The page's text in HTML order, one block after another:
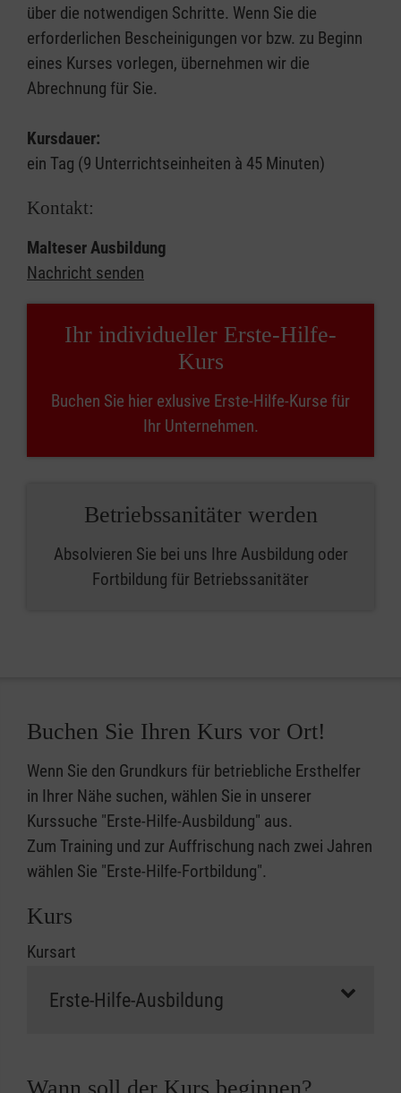
über die notwendigen Schritte. Wenn Sie die
erforderlichen Bescheinigungen vor bzw. zu Beginn
eines Kurses vorlegen, übernehmen wir die
Abrechnung für Sie.
Kursdauer:
ein Tag (9 Unterrichtseinheiten à 45 Minuten)
Kontakt:
Malteser Ausbildung
Nachricht senden
Ihr individueller Erste-Hilfe-
Kurs
Buchen Sie hier exlusive Erste-Hilfe-Kurse für
Ihr Unternehmen.
Betriebssanitäter werden
Absolvieren Sie bei uns Ihre Ausbildung oder
Fortbildung für Betriebssanitäter
Buchen Sie Ihren Kurs vor Ort!
Wenn Sie den Grundkurs für betriebliche Ersthelfer
in Ihrer Nähe suchen, wählen Sie in unserer
Kurssuche "Erste-Hilfe-Ausbildung" aus.
Zum Training und zur Auffrischung nach zwei Jahren
wählen Sie "Erste-Hilfe-Fortbildung".
Kurs
Kursart